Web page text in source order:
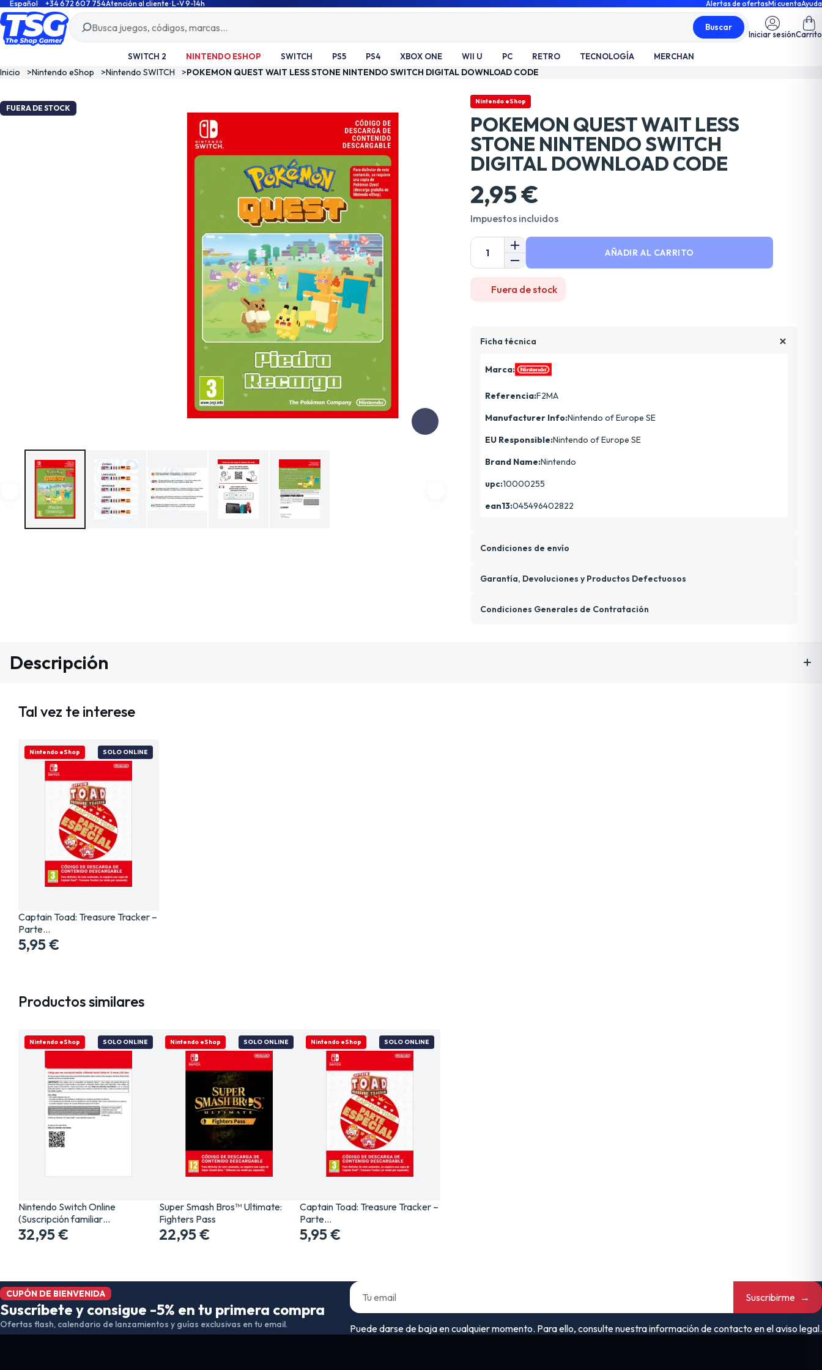
Español +34 672 607 754Atención al cliente · L-V 9-14h Alertas de ofertasMi cuentaAyuda
Buscar
Iniciar sesiónCarrito
SWITCH 2 NINTENDO ESHOP SWITCH PS5 PS4 XBOX ONE WII U PC RETRO TECNOLOGÍA MERCHAN
Inicio >Nintendo eShop >Nintendo SWITCH >POKEMON QUEST WAIT LESS STONE NINTENDO SWITCH DIGITAL DOWNLOAD CODE
FUERA DE STOCK
Nintendo eShop
POKEMON QUEST WAIT LESS
STONE NINTENDO SWITCH
DIGITAL DOWNLOAD CODE
2,95 €
Impuestos incluidos
AÑADIR AL CARRITO
Fuera de stock
Ficha técnica
Marca:
Referencia:F2MA
Manufacturer Info:Nintendo of Europe SE
EU Responsible:Nintendo of Europe SE
Brand Name:Nintendo
upc:10000255
ean13:045496402822
Condiciones de envío
Garantía, Devoluciones y Productos Defectuosos
Condiciones Generales de Contratación
Descripción
Tal vez te interese
SOLO ONLINE
Nintendo eShop
Captain Toad: Treasure Tracker –
Parte…
5,95 €
Productos similares
SOLO ONLINE
Nintendo eShop
Nintendo Switch Online
(Suscripción familiar…
32,95 €
SOLO ONLINE
Nintendo eShop
Super Smash Bros™ Ultimate:
Fighters Pass
22,95 €
SOLO ONLINE
Nintendo eShop
Captain Toad: Treasure Tracker –
Parte…
5,95 €
CUPÓN DE BIENVENIDA
Suscríbete y consigue -5% en tu primera compra
Ofertas flash, calendario de lanzamientos y guías exclusivas en tu email.
Suscribirme →
Puede darse de baja en cualquier momento. Para ello, consulte nuestra información de contacto en el aviso legal.